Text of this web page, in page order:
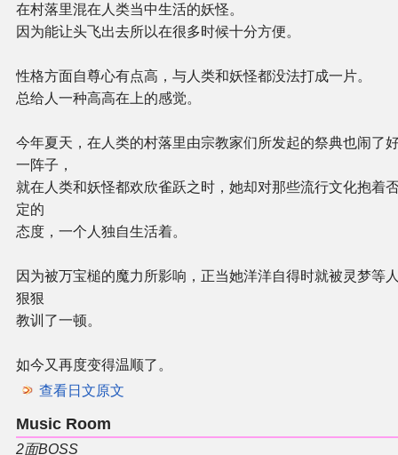
在村落里混在人类当中生活的妖怪。
因为能让头飞出去所以在很多时候十分方便。
性格方面自尊心有点高，与人类和妖怪都没法打成一片。
总给人一种高高在上的感觉。
今年夏天，在人类的村落里由宗教家们所发起的祭典也闹了
一阵子，
就在人类和妖怪都欢欣雀跃之时，她却对那些流行文化抱着
定的
态度，一个人独自生活着。
因为被万宝槌的魔力所影响，正当她洋洋自得时就被灵梦等
狠狠
教训了一顿。
如今又再度变得温顺了。
查看日文原文
Music Room
2面BOSS